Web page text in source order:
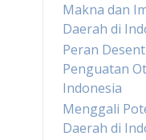
Makna dan
Daerah di
Peran
Penguatan
Indonesia
Menggali
Daerah di